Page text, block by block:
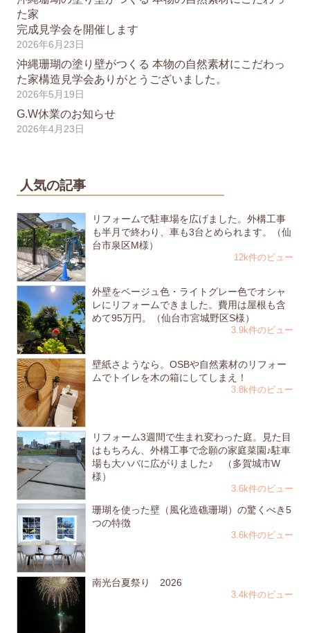
た家
完成見学会を開催します
2026年6月23日
沖縄珊瑚の塗り壁がつくる 本物の自然素材にこだわっ
た家構造見学会ありがとうございました。
2026年5月19日
G.W休業のお知らせ
2026年4月23日
人気の記事
リフォームで駐車場を広げました。外構工事
も半月で終わり、車も3台とめられます。（仙
台市泉区M様）
12k件のビュー
外壁をベージュ色・ライトグレー色でオシャ
レにリフォームできました。費用は屋根も含
めて95万円。（仙台市宮城野区S様）
3.9k件のビュー
壁紙さようなら。OSBや自然素材のリフォー
ムでトイレを木の箱にしてしまえ！
3.8k件のビュー
リフォーム3週間で生まれ変わった庭。見た目
はもちろん、外構工事で念願の家庭菜園♪駐車
場も大ハバに広がりました♪ （多賀城市W
様）
3.6k件のビュー
珊瑚を使った壁（風化造礁珊瑚）の驚くべき5
つの特徴
3.6k件のビュー
南光台夏祭り 2026
3.4k件のビュー